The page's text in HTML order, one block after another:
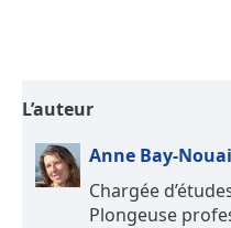
L’auteur
Anne Bay-
Chargée
Plongeuse